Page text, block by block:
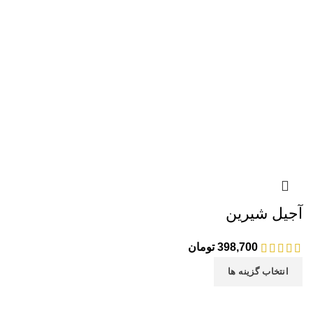
آجیل شیرین
398,700 تومان
انتخاب گزینه ها